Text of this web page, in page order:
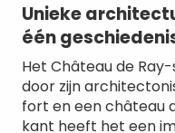
Unieke
één
Het Château de
door zijn
fort en een château
kant heeft het een